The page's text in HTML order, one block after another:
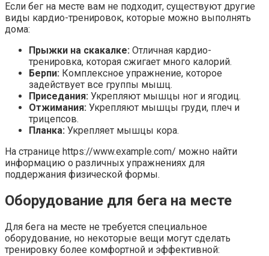
Если бег на месте вам не подходит, существуют другие
виды кардио-тренировок, которые можно выполнять
дома:
Прыжки на скакалке: Отличная кардио-
тренировка, которая сжигает много калорий.
Берпи: Комплексное упражнение, которое
задействует все группы мышц.
Приседания: Укрепляют мышцы ног и ягодиц.
Отжимания: Укрепляют мышцы груди, плеч и
трицепсов.
Планка: Укрепляет мышцы кора.
На странице https://www.example.com/ можно найти
информацию о различных упражнениях для
поддержания физической формы.
Оборудование для бега на месте
Для бега на месте не требуется специальное
оборудование, но некоторые вещи могут сделать
тренировку более комфортной и эффективной: